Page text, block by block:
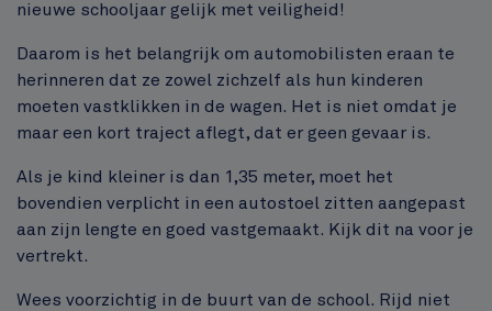
nieuwe schooljaar gelijk met veiligheid!
Daarom is het belangrijk om automobilisten eraan te
herinneren dat ze zowel zichzelf als hun kinderen
moeten vastklikken in de wagen. Het is niet omdat je
maar een kort traject aflegt, dat er geen gevaar is.
Als je kind kleiner is dan 1,35 meter, moet het
bovendien verplicht in een autostoel zitten aangepast
aan zijn lengte en goed vastgemaakt. Kijk dit na voor je
vertrekt.
Wees voorzichtig in de buurt van de school. Rijd niet